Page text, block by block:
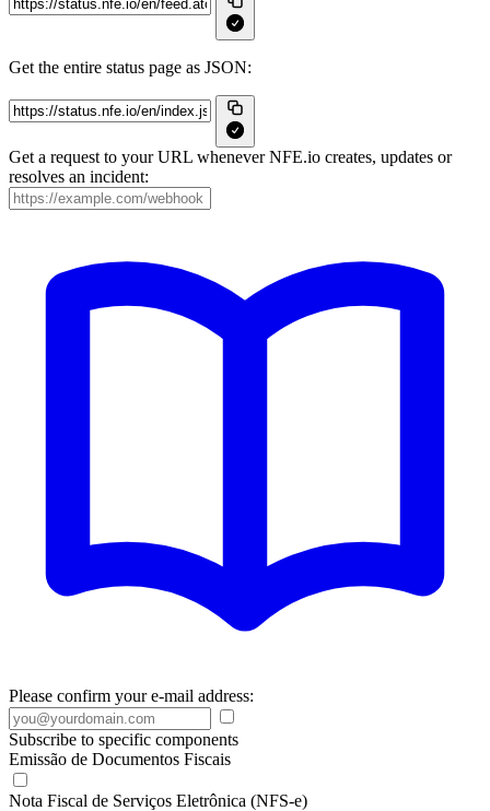
Get the entire status page as JSON:
Get a request to your URL whenever NFE.io creates, updates or
resolves an incident:
Please confirm your e-mail address:
Subscribe to specific components
Emissão de Documentos Fiscais
Nota Fiscal de Serviços Eletrônica (NFS-e)